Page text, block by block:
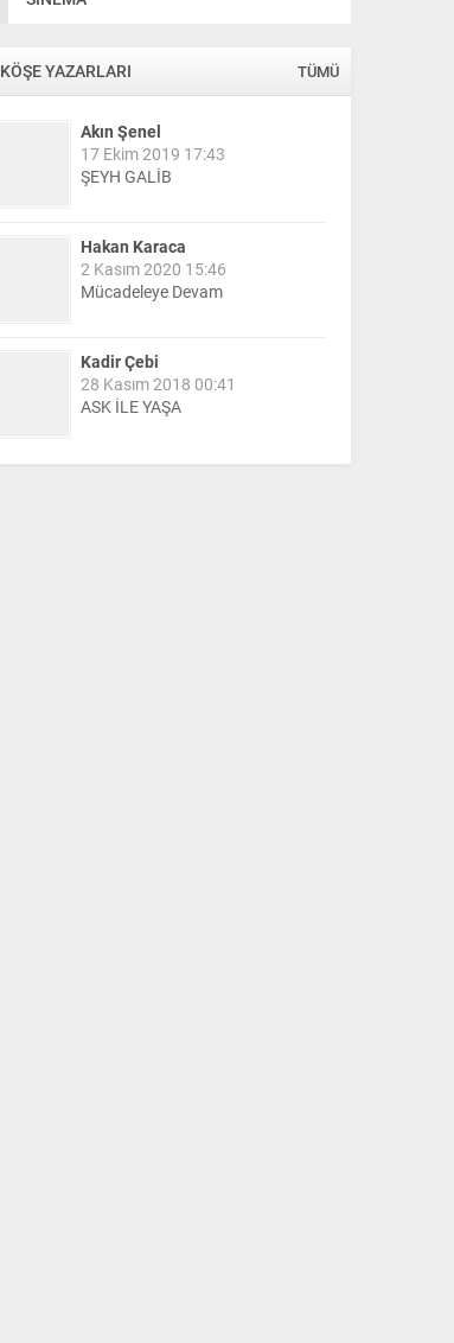
KÖŞE YAZARLARI TÜMÜ
Akın Şenel
17 Ekim 2019 17:43
ŞEYH GALİB
Hakan Karaca
2 Kasım 2020 15:46
Mücadeleye Devam
Kadir Çebi
28 Kasım 2018 00:41
ASK İLE YAŞA